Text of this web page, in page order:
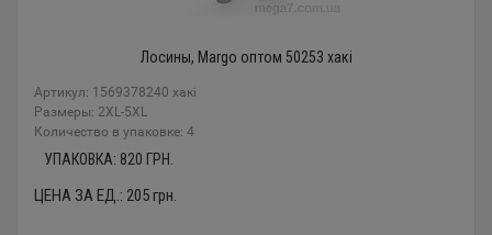
Лосины, Margo оптом 50253 хакі
Артикул: 1569378240 хакі
Размеры: 2XL-5XL
Количество в упаковке: 4
УПАКОВКА: 820 ГРН.
ЦЕНА ЗА ЕД.: 205грн.